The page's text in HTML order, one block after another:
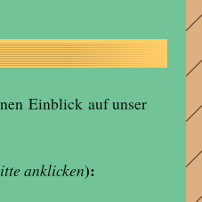
Einblick auf unser
anklicken):